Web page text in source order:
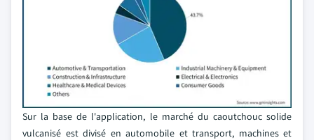
Sur la base de l'application, le marché du caoutchouc solide
vulcanisé est divisé en automobile et transport, machines et